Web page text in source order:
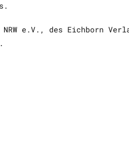
NRW e.V., des Eichborn